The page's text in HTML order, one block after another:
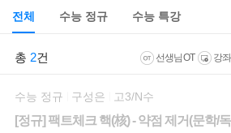
전체 수능 정규 수능 특강
총 2건 선생님 OT 강
수능 정규 구성은 고3/N수
[정규] 팩트체크 핵(核) - 약점 제거(문학/